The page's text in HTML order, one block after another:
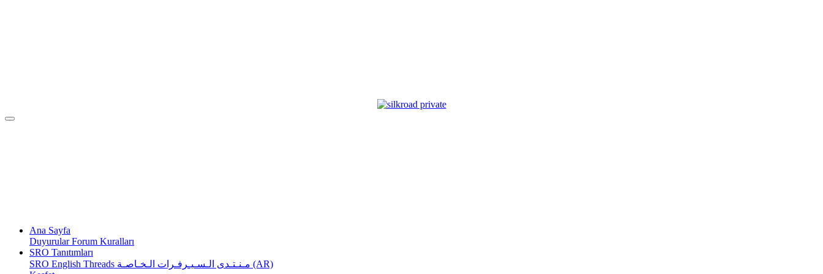
Ana Sayfa
DuyurularForum Kuralları
SRO Tanıtımları
SRO English Threads
مـنـتـدى الـسـيـرفـرات الـخـاصـة (AR)